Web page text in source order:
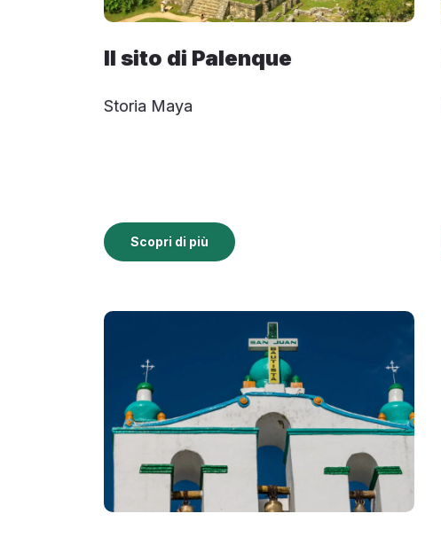
Il sito di Palenque
Storia Maya
Scopri di più